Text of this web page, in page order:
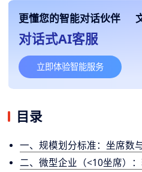
更懂您的智能对话伙伴
对话式AI客服
立即体验智能服务
目录
一、规模划分标准：坐席数
二、微型企业（<10坐席）